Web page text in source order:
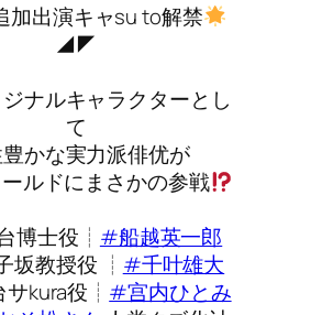
加出演キャsu to解禁
◢◤
ナルキャラクターとし
て
かな実力派俳优が
ルドにまさかの参戦
博士役┊ #船越英一郎
坂教授役 ┊ #千叶雄大
kura役┊ #宫内ひとみ